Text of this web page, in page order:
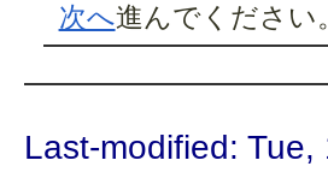
次へ進んでください。
Last-modified: